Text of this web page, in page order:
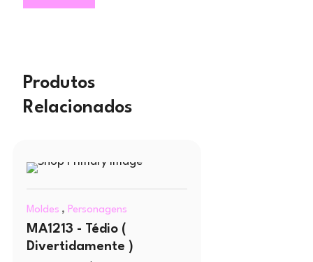
Produtos
Relacionados
Moldes , Personagens
MA1213 - Tédio (
Divertidamente )